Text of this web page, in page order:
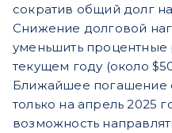
сократив общий долг
Снижение долговой
уменьшить процентные
текущем году (около
Ближайшее погашение
только на апрель 2025
возможность